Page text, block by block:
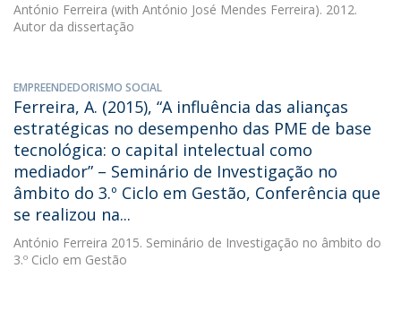
António Ferreira (with António José Mendes Ferreira). 2012.
Autor da dissertação
EMPREENDEDORISMO SOCIAL
Ferreira, A. (2015), “A influência das alianças
estratégicas no desempenho das PME de base
tecnológica: o capital intelectual como
mediador” – Seminário de Investigação no
âmbito do 3.º Ciclo em Gestão, Conferência que
se realizou na...
António Ferreira 2015. Seminário de Investigação no âmbito do
3.º Ciclo em Gestão